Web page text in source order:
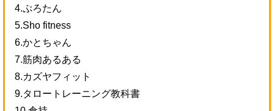
4.ぷろたん
5.Sho fitness
6.かとちゃん
7.筋肉あるある
8.カズヤフィット
9.タロートレーニング教科書